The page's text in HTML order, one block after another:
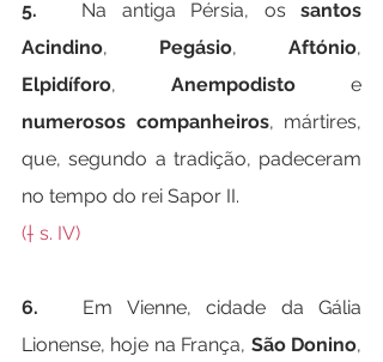
5. Na antiga Pérsia, os santos
Acindino, Pegásio, Aftónio
Elpidíforo, Anempodisto
numerosos companheiros, mártires,
que, segundo a tradição, padeceram
no tempo do rei Sapor II.
(† s. IV)
6. Em Vienne, cidade da Gália
Lionense, hoje na França, São Donino,